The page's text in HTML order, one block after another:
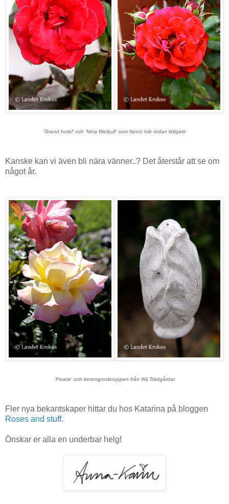
'Grand hotel' och 'Nina Weibull' som fanns här redan tidigare
Kanske kan vi även bli nära vänner..? Det återstår att se om
något år.
'Peace' och betongrosknoppen från Wij Trädgårdar
Fler nya bekantskaper hittar du hos Katarina på bloggen
Roses and stuff.
Önskar er alla en underbar helg!